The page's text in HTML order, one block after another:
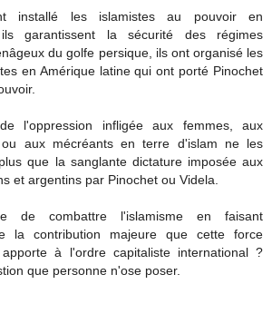
installé les islamistes au pouvoir en
ils garantissent la sécurité des régimes
du golfe persique, ils ont organisé les
en Amérique latine qui ont porté Pinochet
l'oppression infligée aux femmes, aux
ou aux mécréants en terre d'islam ne les
que la sanglante dictature imposée aux
et argentins par Pinochet ou Videla.
de combattre l'islamisme en faisant
la contribution majeure que cette force
apporte à l'ordre capitaliste international ?
que personne n'ose poser.